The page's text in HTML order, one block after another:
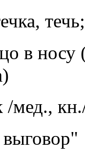
в носу
/мед.,